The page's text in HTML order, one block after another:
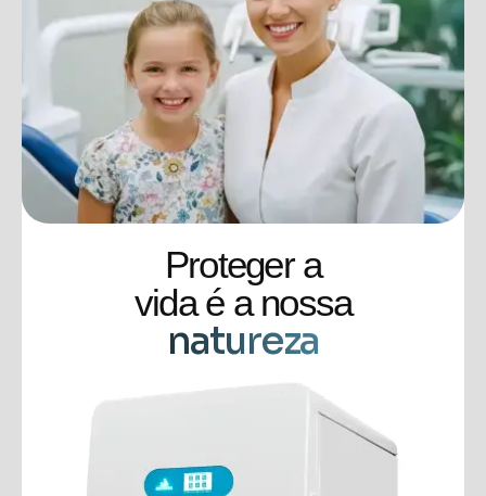
Proteger a
vida é a nossa
natureza